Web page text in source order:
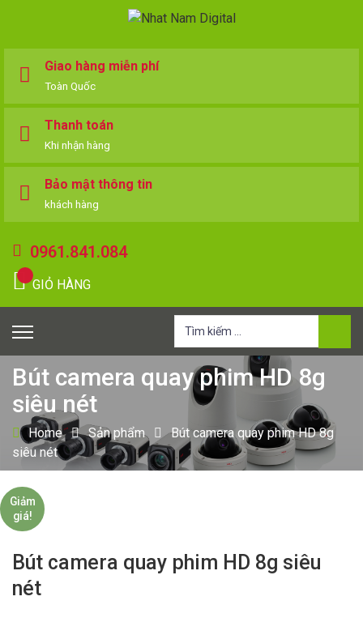
Giao hàng miễn phí
Toàn Quốc
Thanh toán
Khi nhận hàng
Bảo mật thông tin
khách hàng
0961.841.084
GIỎ HÀNG
Tìm
Bút camera quay phim HD 8g
siêu nét
Home Sản phẩm
Bút camera quay phim HD 8g
siêu nét
Giảm
giá!
Bút camera quay phim HD 8g siêu
nét